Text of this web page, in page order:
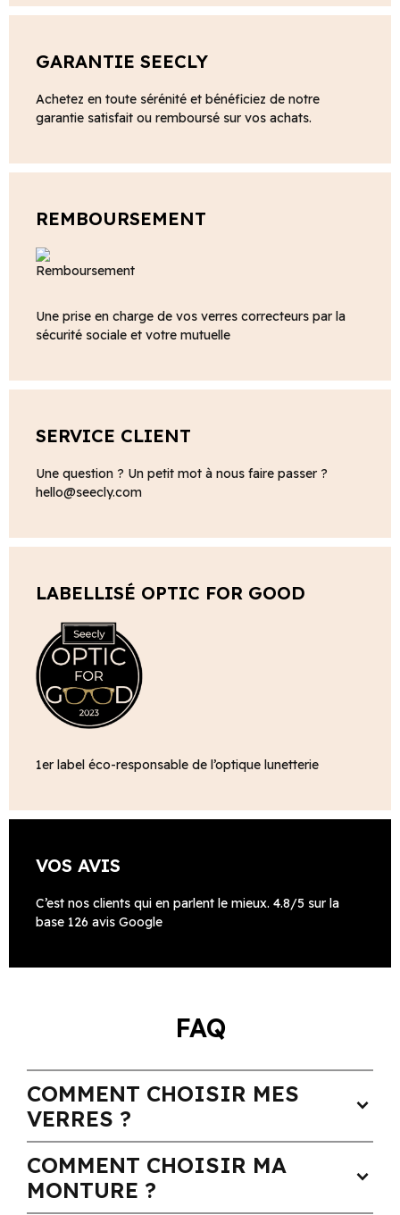
GARANTIE SEECLY
Achetez en toute sérénité et bénéficiez de notre
garantie satisfait ou remboursé sur vos achats.
REMBOURSEMENT
Une prise en charge de vos verres correcteurs par la
sécurité sociale et votre mutuelle
SERVICE CLIENT
Une question ? Un petit mot à nous faire passer ?
hello@seecly.com
LABELLISÉ OPTIC FOR GOOD
1er label éco-responsable de l’optique lunetterie
VOS AVIS
C’est nos clients qui en parlent le mieux. 4.8/5 sur la
base 126 avis Google
FAQ
COMMENT CHOISIR MES
VERRES ?
expand_more
COMMENT CHOISIR MA
MONTURE ?
expand_more